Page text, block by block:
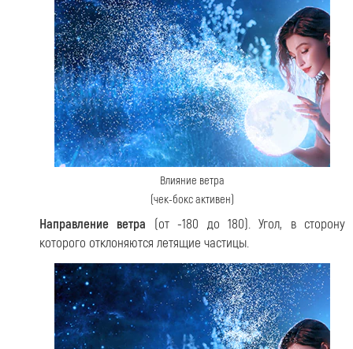
Влияние ветра
(чек-бокс активен)
Направление ветра (от -180 до 180). Угол, в сторону
которого отклоняются летящие частицы.